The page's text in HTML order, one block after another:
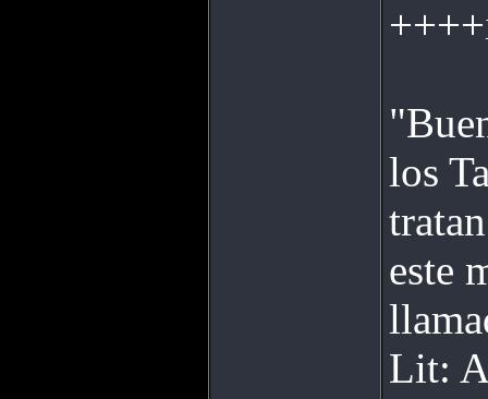
los
este
Lit: